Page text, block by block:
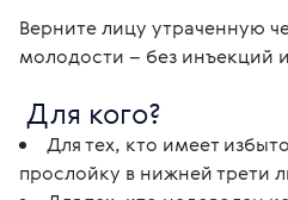
Верните лицу утраченную
молодости – без инъекций
Для кого?
Для тех, кто имеет
прослойку в нижней трети